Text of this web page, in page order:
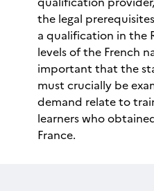
the legal
a qualification in the
levels of the French
important that the
must crucially be
demand relate to
learners who
France.